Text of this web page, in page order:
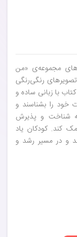
مجموعه‌ی «من
رنگی‌رنگی
با زبانی ساده و
خود را بشناسند و
شناخت و پذیرش
کند. کودکان یاد
و در مسیر رشد و